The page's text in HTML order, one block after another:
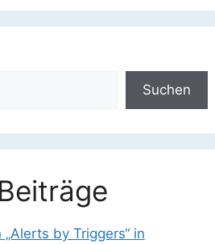
Suchen
by Triggers“ in